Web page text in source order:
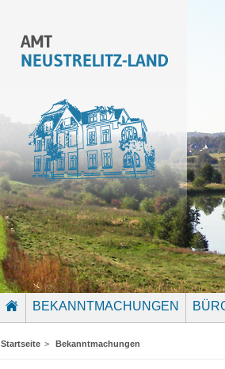
BEKANNTMACHUNGEN
Startseite > Bekanntmachungen